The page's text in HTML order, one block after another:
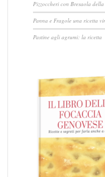
Pizzoccheri con Bresaola
Panna e Fragole una ricetta
Pastine agli agrumi: la ricetta